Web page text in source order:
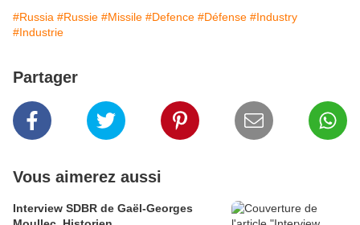
#Russia #Russie #Missile #Defence #Défense #Industry
#Industrie
Partager
Vous aimerez aussi
Interview SDBR de Gaël-Georges